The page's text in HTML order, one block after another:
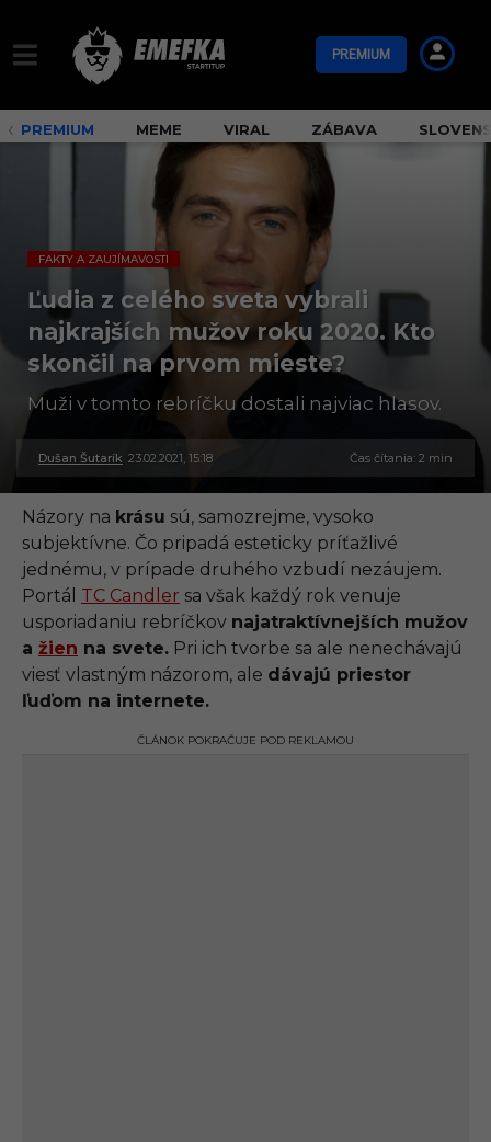
PREMIUM
PREMIUM MEME VIRAL ZÁBAVA
FAKTY A ZAUJÍMAVOSTI
Ľudia z celého sveta vybrali
najkrajších mužov roku 2020. Kto
skončil na prvom mieste?
Muži v tomto rebríčku dostali najviac hlasov.
Dušan Šutarík 23.02.2021, 15:18
3
.
0
.
2
2
1
2
2
Čas čítania: 2 min
Názory na krásu sú, samozrejme, vysoko
subjektívne. Čo pripadá esteticky príťažlivé
jednému, v prípade druhého vzbudí nezáujem.
Portál TC Candler sa však každý rok venuje
usporiadaniu rebríčkov najatraktívnejších mužov
a žien na svete. Pri ich tvorbe sa ale nenechávajú
viesť vlastným názorom, ale dávajú priestor
ľuďom na internete.
ČLÁNOK POKRAČUJE POD REKLAMOU